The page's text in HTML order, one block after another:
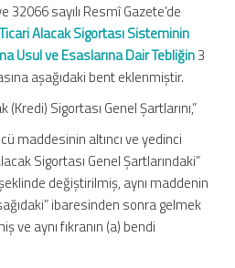
sayılı Resmî Gazete’de
Alacak Sigortası Sisteminin
Usul ve Esaslarına Dair Tebliğin3
aşağıdaki bent eklenmiştir.
Sigortası Genel Şartlarını,”
maddesinin altıncı ve yedinci
Sigortası Genel Şartlarındaki”
değiştirilmiş, aynı maddenin
ibaresinden sonra gelmek
ve aynı fıkranın (a) bendi